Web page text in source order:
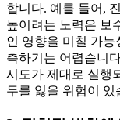
합니다. 예를 들어,
높이려는 노력은 보
인 영향을 미칠 가능
측하기는 어렵습니
시도가 제대로 실행
두를 잃을 위험이 있